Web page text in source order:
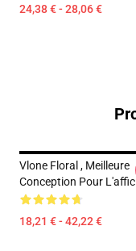
24,38 € - 28,06 €
Vlone Floral , Meilleure
Conception Pour
18,21 € - 42,22 €